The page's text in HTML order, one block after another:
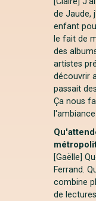
de Jaude,
enfant
le fait de
des
artistes
découvrir
passait
Ça nous
[Gaëlle]
Ferrand.
combine
de